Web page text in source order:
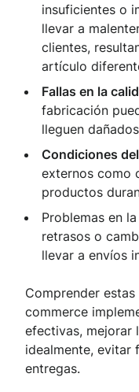
insuficientes o
llevar a
clientes,
artículo
Fallas en la
fabricación
lleguen
Condiciones
externos como
productos
Problemas en la
retrasos o
llevar a envíos
Comprender
commerce
efectivas, mejorar
idealmente, evitar
entregas.